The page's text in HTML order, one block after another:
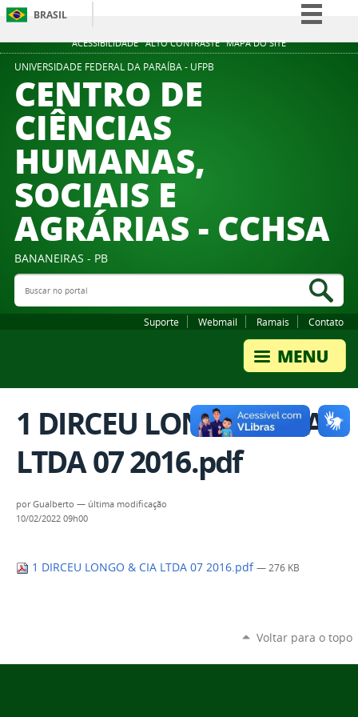
ACESSIBILIDADE ALTO CONTRASTE MAPA DO SITE
BRASIL
Simplifique!
UNIVERSIDADE FEDERAL DA PARAÍBA - UFPB
CENTRO DE
CIÊNCIAS
HUMANAS,
SOCIAIS E
AGRÁRIAS - CCHSA
BANANEIRAS - PB
Buscar no portal
Suporte Webmail Ramais Contato
1 DIRCEU LONGO & CIA
LTDA 07 2016.pdf
porGualberto — última modificação
10/02/2022 09h00
1 DIRCEU LONGO & CIA LTDA 07 2016.pdf — 276 KB
Voltar para o topo